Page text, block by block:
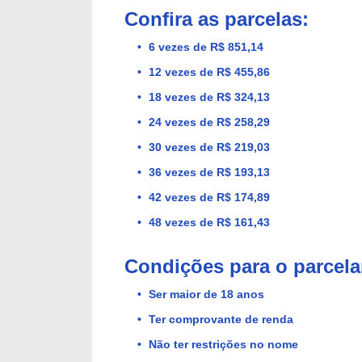
Confira as parcelas:
6 vezes de R$ 851,14
12 vezes de R$ 455,86
18 vezes de R$ 324,13
24 vezes de R$ 258,29
30 vezes de R$ 219,03
36 vezes de R$ 193,13
42 vezes de R$ 174,89
48 vezes de R$ 161,43
Condições para o
Ser maior de 18 anos
Ter comprovante de renda
Não ter restrições no nome